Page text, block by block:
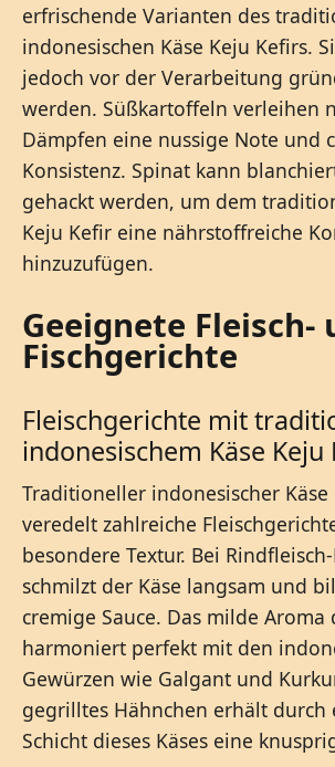
erfrischende Varianten des
indonesischen Käse Keju Kefirs.
jedoch vor der Verarbeitung
werden. Süßkartoffeln verleihen
Dämpfen eine nussige Note und
Konsistenz. Spinat kann
gehackt werden, um dem
Keju Kefir eine nährstoffreiche
hinzuzufügen.
Geeignete Fleisch-
Fischgerichte
Fleischgerichte mit
indonesischem Käse Keju
Traditioneller indonesischer Käse
veredelt zahlreiche
besondere Textur. Bei
schmilzt der Käse langsam und
cremige Sauce. Das milde Aroma
harmoniert perfekt mit den
Gewürzen wie Galgant und
gegrilltes Hähnchen erhält durch
Schicht dieses Käses eine